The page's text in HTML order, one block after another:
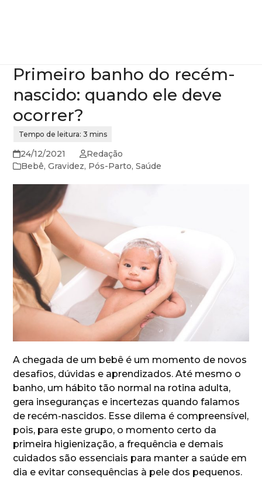
Primeiro banho do recém-
nascido: quando ele deve
ocorrer?
24/12/2021
Redação
Bebê,Gravidez, Pós-Parto,Saúde
A chegada de um bebê é um momento de novos
desafios, dúvidas e aprendizados. Até mesmo o
banho, um hábito tão normal na rotina adulta,
gera inseguranças e incertezas quando falamos
de recém-nascidos. Esse dilema é compreensível,
pois, para este grupo, o momento certo da
primeira higienização, a frequência e demais
cuidados são essenciais para manter a saúde em
dia e evitar consequências à pele dos pequenos.